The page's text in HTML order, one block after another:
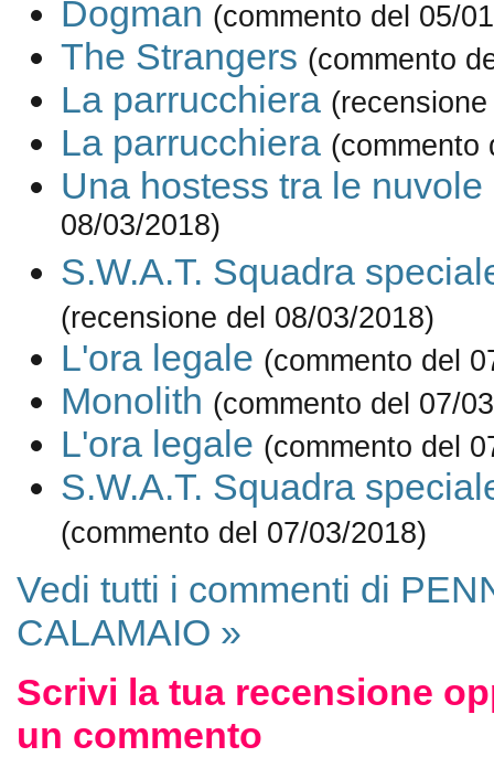
Dogman (commento del 05/
The Strangers (commento
La parrucchiera
La parrucchiera (commento
Una hostess tra le nuvole
08/03/2018)
S.W.A.T. Squadra
(recensione del 08/03/2018)
L'ora legale (commento del
Monolith (commento del 07/
L'ora legale (commento del
S.W.A.T. Squadra
(commento del 07/03/2018)
Vedi tutti i commenti di
CALAMAIO »
Scrivi la tua recensione
un commento